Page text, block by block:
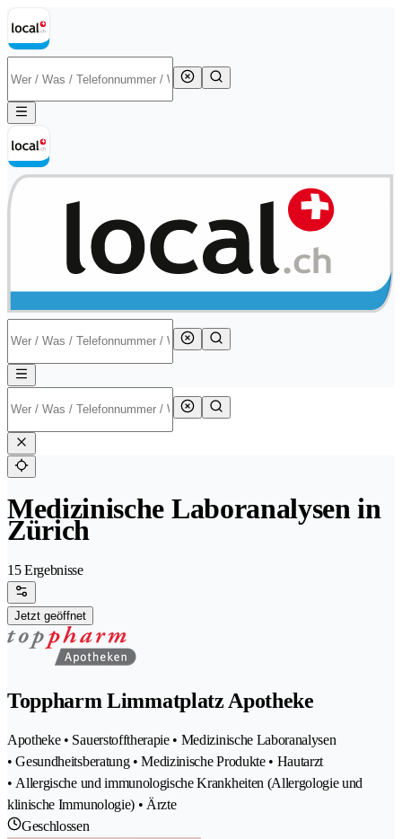
Medizinische Laboranalysen in
Zürich
15 Ergebnisse
Jetzt geöffnet
Toppharm Limmatplatz Apotheke
Apotheke • Sauerstofftherapie • Medizinische Laboranalysen
• Gesundheitsberatung • Medizinische Produkte • Hautarzt
• Allergische und immunologische Krankheiten (Allergologie und
klinische Immunologie) • Ärzte
Geschlossen